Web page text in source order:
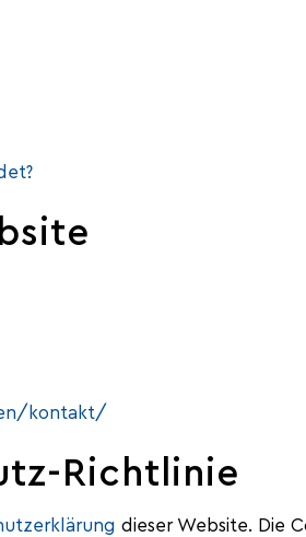
kontakt/
Richtlinie
dieser Website. Die